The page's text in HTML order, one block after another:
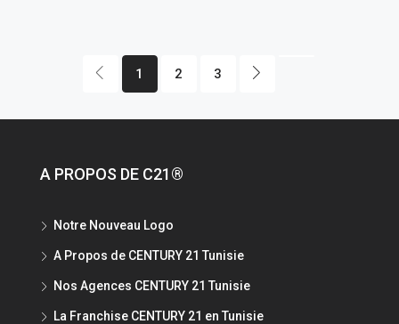
1 2 3
A PROPOS DE C21®
Notre Nouveau Logo
A Propos de CENTURY 21 Tunisie
Nos Agences CENTURY 21 Tunisie
La Franchise CENTURY 21 en Tunisie